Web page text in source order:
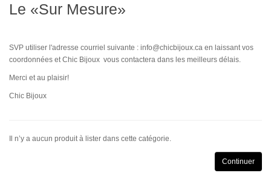
Le «Sur Mesure»
SVP utiliser l'adresse courriel suivante : info@chicbijoux.ca en laissant vos
coordonnées et Chic Bijoux vous contactera dans les meilleurs délais.
Merci et au plaisir!
Chic Bijoux
Il n’y a aucun produit à lister dans cette catégorie.
Continuer